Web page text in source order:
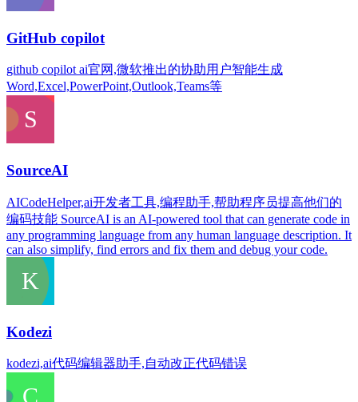
GitHub copilot
github copilot ai官网,微软推出的协助用户智能生成
Word,Excel,PowerPoint,Outlook,Teams等
SourceAI
AICodeHelper,ai开发者工具,编程助手,帮助程序员提高他们的
编码技能 SourceAI is an AI-powered tool that can generate code in
any programming language from any human language description. It
can also simplify, find errors and fix them and debug your code.
Kodezi
kodezi,ai代码编辑器助手,自动改正代码错误